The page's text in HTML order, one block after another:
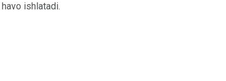
ishlatadi.